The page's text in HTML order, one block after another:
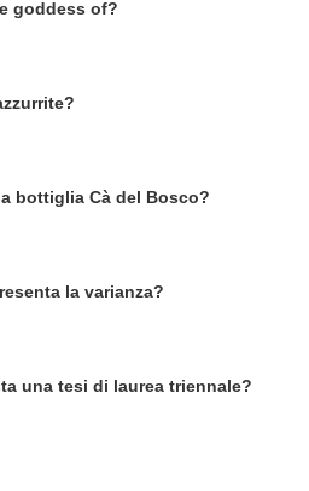
goddess of?
bottiglia Cà del Bosco?
la varianza?
una tesi di laurea triennale?